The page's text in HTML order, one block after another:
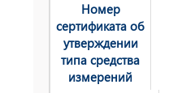
Номер
сертификата об
утверждении
типа средства
измерений